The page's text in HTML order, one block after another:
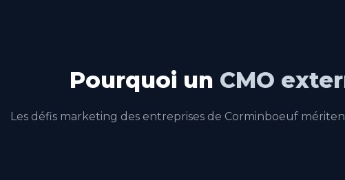
Pourquoi un CMO
Les défis marketing des entreprises de Corminboeuf